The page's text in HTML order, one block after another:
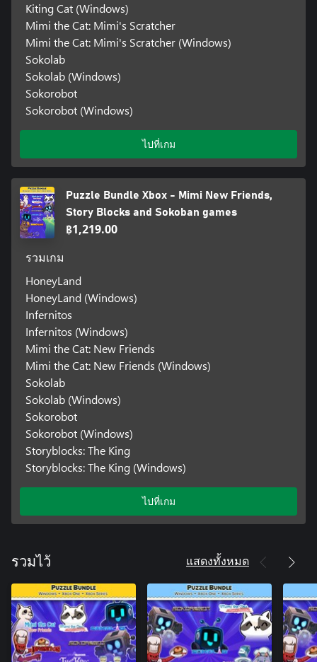
Kiting Cat (Windows)
Mimi the Cat: Mimi's Scratcher
Mimi the Cat: Mimi's Scratcher (Windows)
Sokolab
Sokolab (Windows)
Sokorobot
Sokorobot (Windows)
ไปที่เกม
Puzzle Bundle Xbox - Mimi New Friends,
Story Blocks and Sokoban games
฿1,219.00
รวมเกม
HoneyLand
HoneyLand (Windows)
Infernitos
Infernitos (Windows)
Mimi the Cat: New Friends
Mimi the Cat: New Friends (Windows)
Sokolab
Sokolab (Windows)
Sokorobot
Sokorobot (Windows)
Storyblocks: The King
Storyblocks: The King (Windows)
ไปที่เกม
รวมไว้ แสดงทั้งหมด